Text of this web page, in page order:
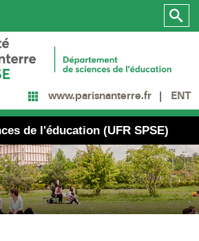
www.parisnanterre.fr ENT
de l'éducation (UFR SPSE)